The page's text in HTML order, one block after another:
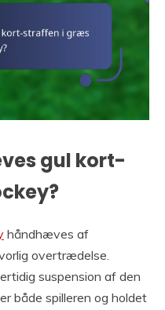
gul kort-
håndhæves af
overtrædelse.
suspension af den
både spilleren og holdet